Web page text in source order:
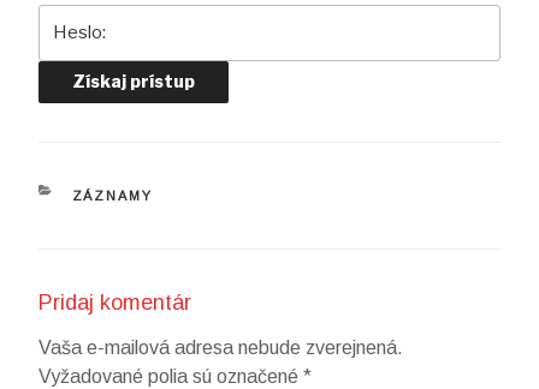
KATEGÓRIE
ZÁZNAMY
Pridaj komentár
Vaša e-mailová adresa nebude zverejnená.
Vyžadované polia sú označené *